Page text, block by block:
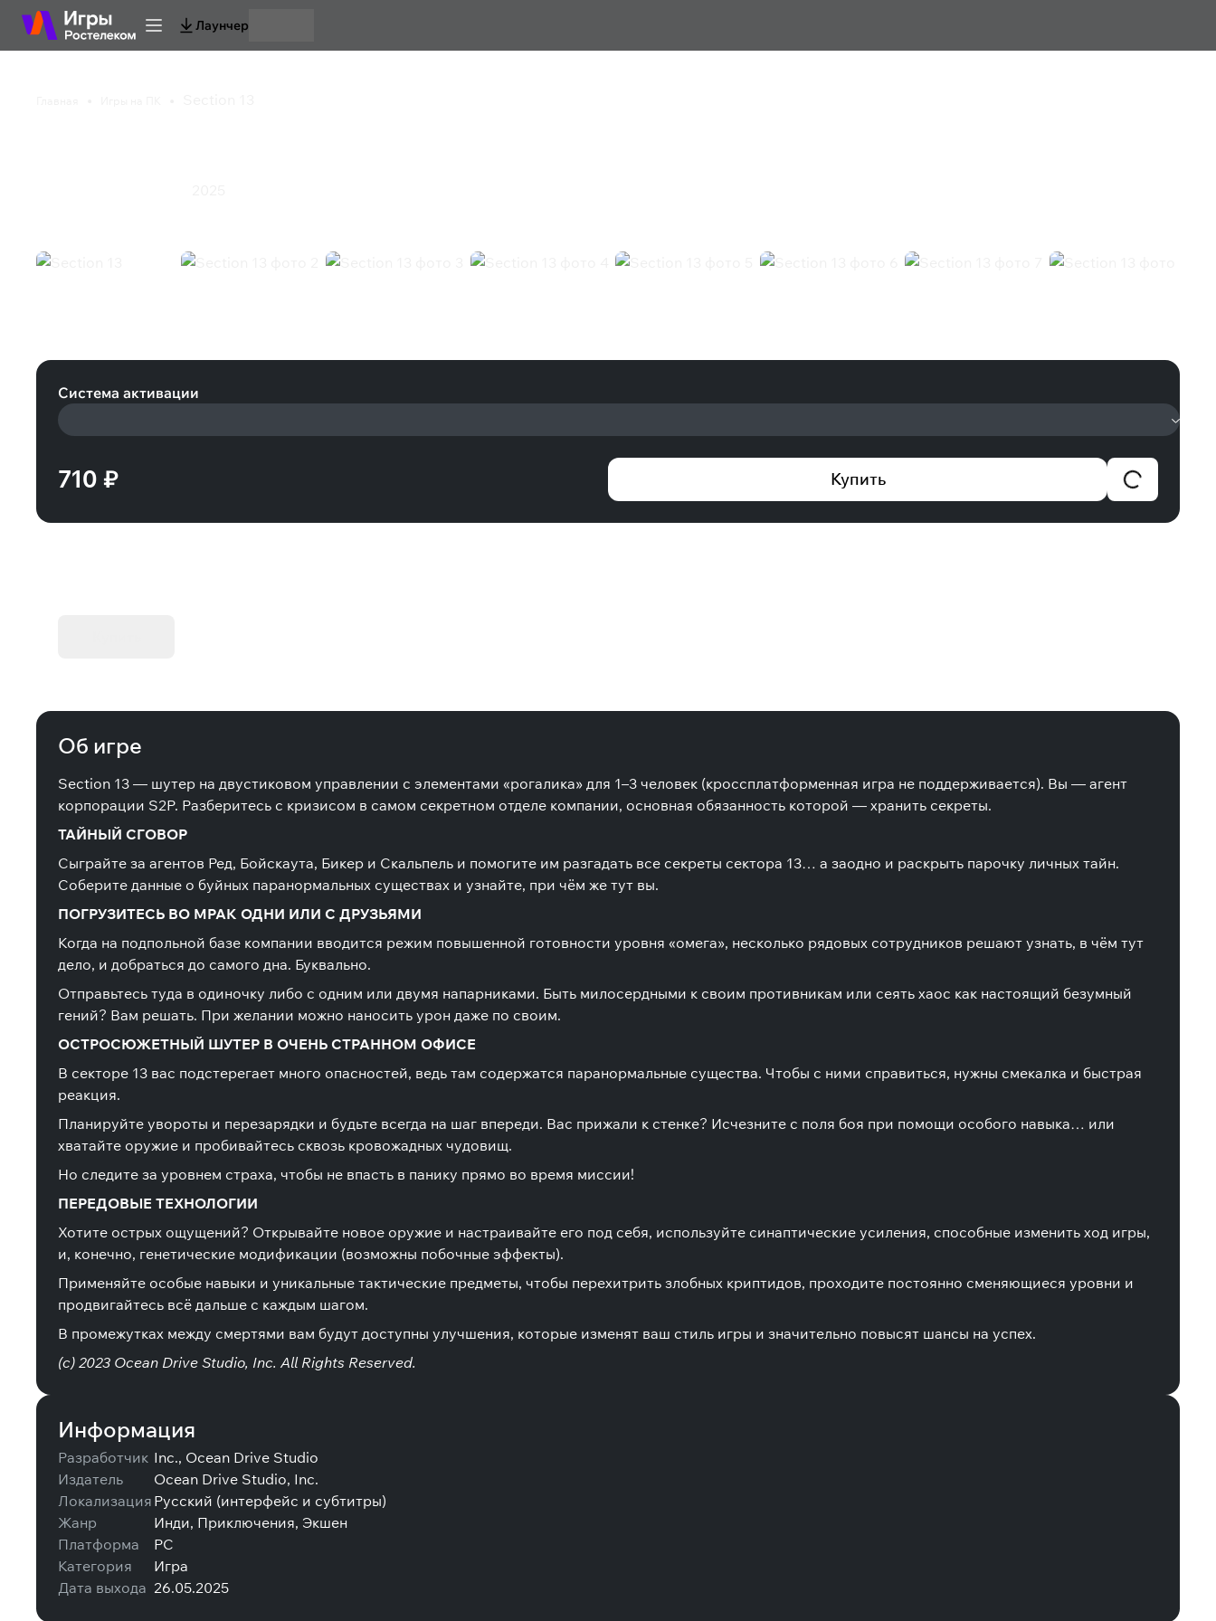
Лаунчер
Система активации
710 ₽ Купить
Об игре
Section 13 — шутер на двустиковом управлении с элементами «рогалика» для 1–3 человек (кроссплатформенная игра не поддерживается). Вы — агент
корпорации S2P. Разберитесь с кризисом в самом секретном отделе компании, основная обязанность которой — хранить секреты.
ТАЙНЫЙ СГОВОР
Сыграйте за агентов Ред, Бойскаута, Бикер и Скальпель и помогите им разгадать все секреты сектора 13… а заодно и раскрыть парочку личных тайн.
Соберите данные о буйных паранормальных существах и узнайте, при чём же тут вы.
ПОГРУЗИТЕСЬ ВО МРАК ОДНИ ИЛИ С ДРУЗЬЯМИ
Когда на подпольной базе компании вводится режим повышенной готовности уровня «омега», несколько рядовых сотрудников решают узнать, в чём тут
дело, и добраться до самого дна. Буквально.
Отправьтесь туда в одиночку либо с одним или двумя напарниками. Быть милосердными к своим противникам или сеять хаос как настоящий безумный
гений? Вам решать. При желании можно наносить урон даже по своим.
ОСТРОСЮЖЕТНЫЙ ШУТЕР В ОЧЕНЬ СТРАННОМ ОФИСЕ
В секторе 13 вас подстерегает много опасностей, ведь там содержатся паранормальные существа. Чтобы с ними справиться, нужны смекалка и быстрая
реакция.
Планируйте увороты и перезарядки и будьте всегда на шаг впереди. Вас прижали к стенке? Исчезните с поля боя при помощи особого навыка… или
хватайте оружие и пробивайтесь сквозь кровожадных чудовищ.
Но следите за уровнем страха, чтобы не впасть в панику прямо во время миссии!
ПЕРЕДОВЫЕ ТЕХНОЛОГИИ
Хотите острых ощущений? Открывайте новое оружие и настраивайте его под себя, используйте синаптические усиления, способные изменить ход игры,
и, конечно, генетические модификации (возможны побочные эффекты).
Применяйте особые навыки и уникальные тактические предметы, чтобы перехитрить злобных криптидов, проходите постоянно сменяющиеся уровни и
продвигайтесь всё дальше с каждым шагом.
В промежутках между смертями вам будут доступны улучшения, которые изменят ваш стиль игры и значительно повысят шансы на успех.
(c) 2023 Ocean Drive Studio, Inc. All Rights Reserved.
Информация
Разработчик Inc., Ocean Drive Studio
Издатель
Ocean Drive Studio, Inc.
Локализация Русский (интерфейс и субтитры)
Жанр
Инди, Приключения, Экшен
Платформа
PC
Категория
Игра
Дата выхода 26.05.2025